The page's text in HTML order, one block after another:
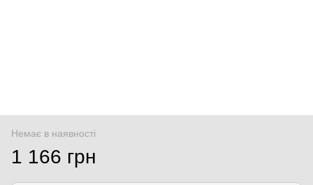
Немає в наявності
1 166 грн